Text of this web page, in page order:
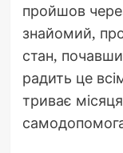
пройшов
знайомий,
стан,
радить це
триває